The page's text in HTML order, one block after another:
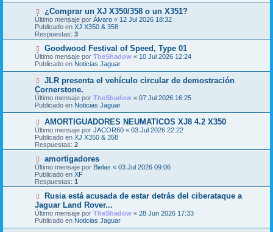
s
j
e
m
e
n
s
e
N
u
e
v
o
m
e
n
s
e
¿Comprar un XJ X350/358 o un X351?
Último mensaje por Álvaro « 12 Jul 2026 18:32
Publicado en XJ X350 & 358
Respuestas: 3
N
u
e
v
m
e
n
s
a
e
Goodwood Festival of Speed, Type 01
Último mensaje por TheShadow « 10 Jul 2026 12:24
Publicado en Noticias Jaguar
N
e
v
o
m
e
n
s
a
j
e
JLR presenta el vehículo circular de demostración
Cornerstone.
Último mensaje por TheShadow « 07 Jul 2026 16:25
Publicado en Noticias Jaguar
N
u
e
v
o
m
e
n
s
a
e
AMORTIGUADORES NEUMATICOS XJ8 4.2 X350
Último mensaje por JACOR60 « 03 Jul 2026 22:22
Publicado en XJ X350 & 358
Respuestas: 2
N
u
e
v
o
m
e
n
s
a
j
amortigadores
Último mensaje por Bielas « 03 Jul 2026 09:06
Publicado en XF
Respuestas: 1
N
e
v
o
m
Rusia está acusada de estar detrás del ciberataque a
Jaguar Land Rover...
Último mensaje por TheShadow « 28 Jun 2026 17:33
Publicado en Noticias Jaguar